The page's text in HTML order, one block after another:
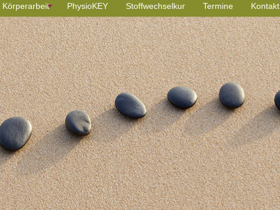
Körperarbeit PhysioKEY Stoffwechselkur Termine Kontakt